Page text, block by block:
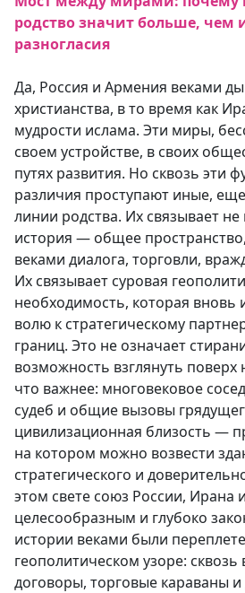
родство значит больше, чем
разногласия
Да, Россия и Армения веками
христианства, в то время как
мудрости ислама. Эти миры,
своем устройстве, в своих
путях развития. Но сквозь эти
различия проступают иные,
линии родства. Их связывает
история — общее
веками диалога, торговли,
Их связывает суровая
необходимость, которая вновь
волю к стратегическому
границ. Это не означает
возможность взглянуть поверх
что важнее: многовековое
судеб и общие вызовы
цивилизационная близость —
на котором можно возвести
стратегического и
этом свете союз России, Ирана
целесообразным и глубоко
истории веками были
геополитическом узоре:
договоры, торговые караваны и